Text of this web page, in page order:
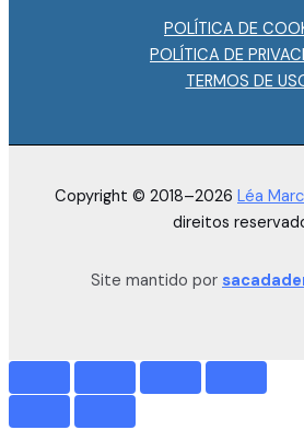
POLÍTICA DE
POLÍTICA DE
TERMOS DE
Copyright © 2018–2026 Léa
direitos
Site mantido por